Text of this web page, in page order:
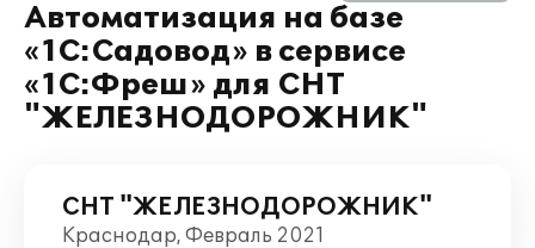
Автоматизация на базе
«1C:Садовод» в сервисе
«1С:Фреш» для СНТ
"ЖЕЛЕЗНОДОРОЖНИК"
СНТ "ЖЕЛЕЗНОДОРОЖНИК"
Краснодар, Февраль 2021